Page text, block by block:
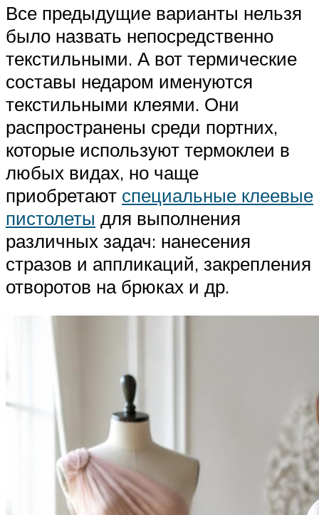
Все предыдущие варианты нельзя
было назвать непосредственно
текстильными. А вот термические
составы недаром именуются
текстильными клеями. Они
распространены среди портних,
которые используют термоклеи в
любых видах, но чаще
приобретают специальные клеевые
пистолеты для выполнения
различных задач: нанесения
стразов и аппликаций, закрепления
отворотов на брюках и др.